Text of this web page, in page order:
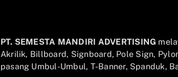
PT. SEMESTA MANDIRI ADVERTISING
Akrilik, Billboard, Signboard, Pole Sign,
pasang Umbul-Umbul, T-Banner, Spanduk,